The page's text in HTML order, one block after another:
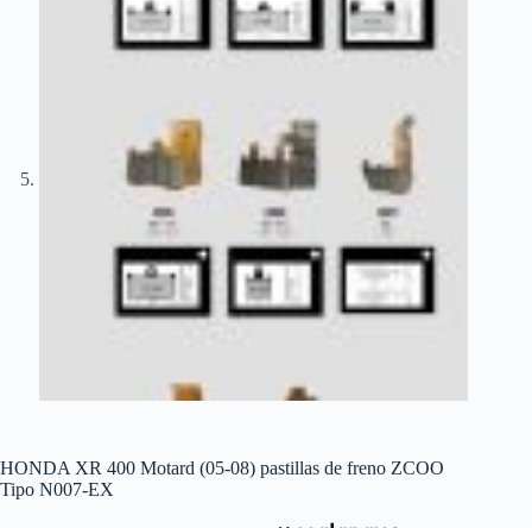
HONDA XR 400 Motard (05-08) pastillas de freno ZCOO
Tipo N007-EX